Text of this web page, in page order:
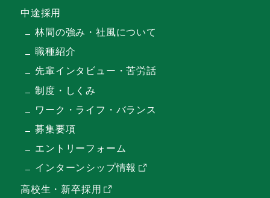
中途採用
林間の強み・社風について
職種紹介
先輩インタビュー・苦労話
制度・しくみ
ワーク・ライフ・バランス
募集要項
エントリーフォーム
インターンシップ情報
高校生・新卒採用